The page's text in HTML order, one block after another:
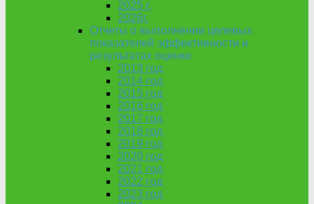
2025 г.
2026г.
Отчеты о выполнении целевых
показателей эффективности и
результатах оценки
2013 год
2014 год
2015 год
2016 год
2017 год
2018 год
2019 год
2020 год
2021 год
2022 год
2023 год